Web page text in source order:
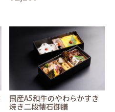
国産A5和牛のやわらかすき
焼き二段懐石御膳